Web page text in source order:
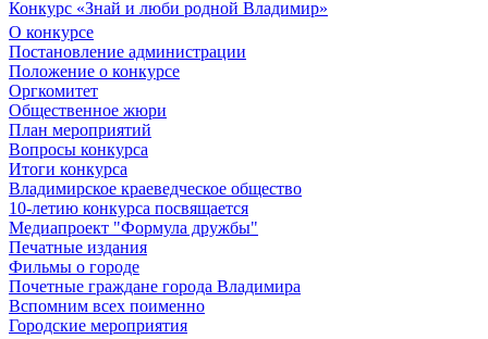
Конкурс «Знай и люби родной Владимир»
О конкурсе
Постановление администрации
Положение о конкурсе
Оргкомитет
Общественное жюри
План мероприятий
Вопросы конкурса
Итоги конкурса
Владимирское краеведческое общество
10-летию конкурса посвящается
Медиапроект "Формула дружбы"
Печатные издания
Фильмы о городе
Почетные граждане города Владимира
Вспомним всех поименно
Городские мероприятия